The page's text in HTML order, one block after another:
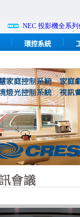
環控系統